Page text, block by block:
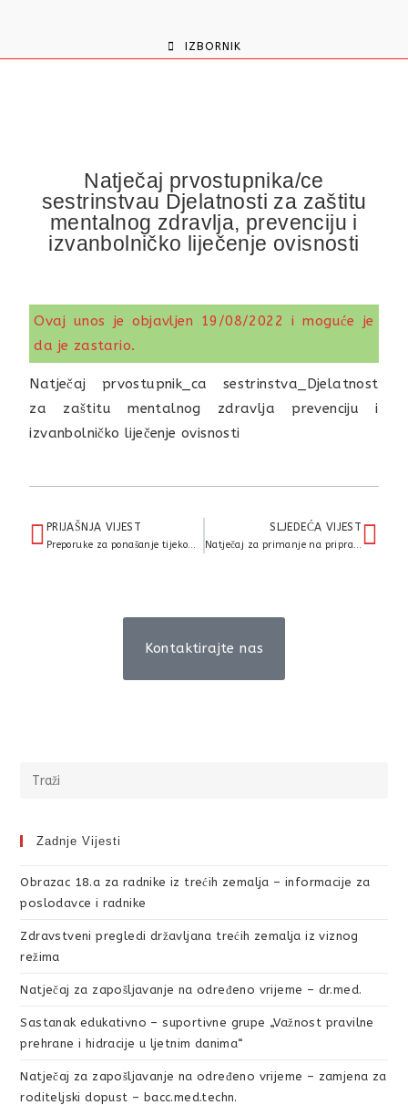
IZBORNIK
Natječaj prvostupnika/ce
sestrinstvau Djelatnosti za zaštitu
mentalnog zdravlja, prevenciju i
izvanbolničko liječenje ovisnosti
Ovaj unos je objavljen 19/08/2022 i moguće je
da je zastario.
Natječaj prvostupnik_ca sestrinstva_Djelatnost
za zaštitu mentalnog zdravlja prevenciju i
izvanbolničko liječenje ovisnosti
PRIJAŠNJA VIJEST
Preporuke za ponašanje tijekom velikih vrućina
SLJEDEĆA VIJEST
Natječaj za primanje na pripravnički staž
Kontaktirajte nas
Zadnje Vijesti
Obrazac 18.a za radnike iz trećih zemalja – informacije za
poslodavce i radnike
Zdravstveni pregledi državljana trećih zemalja iz viznog
režima
Natječaj za zapošljavanje na određeno vrijeme – dr.med.
Sastanak edukativno – suportivne grupe „Važnost pravilne
prehrane i hidracije u ljetnim danima“
Natječaj za zapošljavanje na određeno vrijeme – zamjena za
roditeljski dopust – bacc.med.techn.